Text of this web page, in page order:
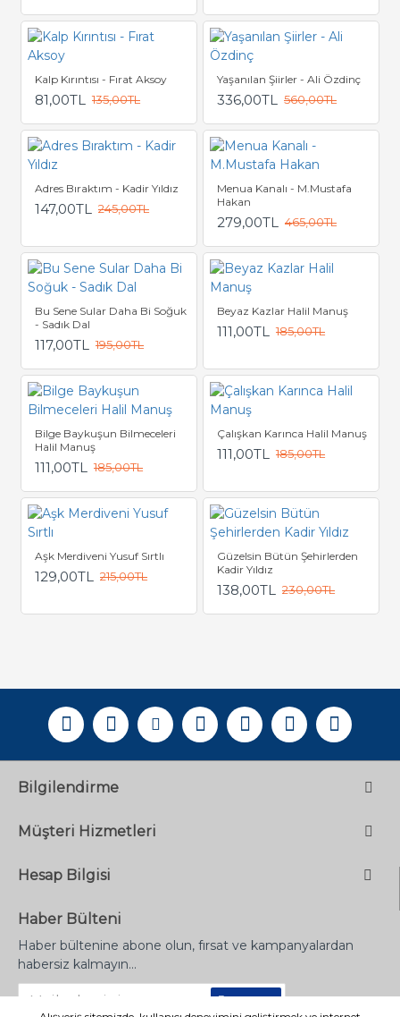
Kalp Kırıntısı - Fırat Aksoy
81,00TL 135,00TL
Yaşanılan Şiirler - Ali Özdinç
336,00TL 560,00TL
Adres Bıraktım - Kadir Yıldız
147,00TL 245,00TL
Menua Kanalı - M.Mustafa
Hakan
279,00TL 465,00TL
Bu Sene Sular Daha Bi Soğuk
- Sadık Dal
117,00TL 195,00TL
Beyaz Kazlar Halil Manuş
111,00TL 185,00TL
Bilge Baykuşun Bilmeceleri
Halil Manuş
111,00TL 185,00TL
Çalışkan Karınca Halil Manuş
111,00TL 185,00TL
Aşk Merdiveni Yusuf Sırtlı
129,00TL 215,00TL
Güzelsin Bütün Şehirlerden
Kadir Yıldız
138,00TL 230,00TL
Bilgilendirme
Müşteri Hizmetleri
Hesap Bilgisi
Haber Bülteni
Haber bültenine abone olun, fırsat ve kampanyalardan
habersiz kalmayın...
Gönder